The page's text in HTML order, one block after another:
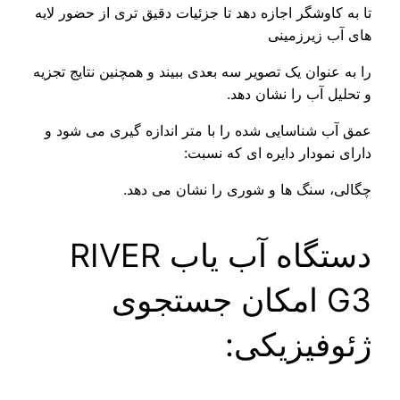
اجازه دهد تا جزئیات دقیق تری از حضور لایه
یک تصویر سه بعدی ببیند و همچنین نتایج تجزیه
آب را نشان دهد.
شده را با متر اندازه گیری می شود و
دایره ای که نسبت:
سنگ ها و شوری را نشان می دهد.
دستگاه آب یاب RIVER
G3 امکان جستجوی